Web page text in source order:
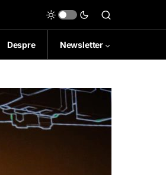
Despre Newsletter